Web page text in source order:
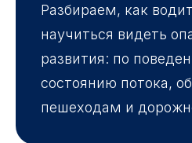
Разбираем, как
научиться видеть
развития: по
состоянию потока,
пешеходам и